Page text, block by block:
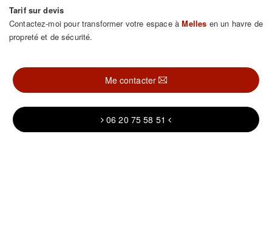
Tarif sur devis
Contactez-moi pour transformer votre espace àMelles en un havre de
propreté et de sécurité.
Me contacter
06 20 75 58 51